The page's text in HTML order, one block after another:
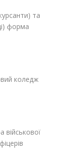
та
форма
коледж
військової